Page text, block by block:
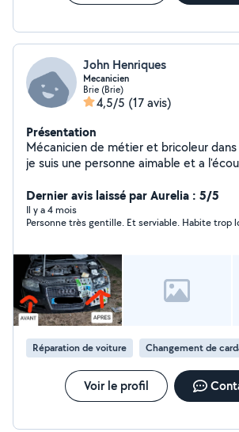
John Henriques
Mecanicien
Brie (Brie)
4,5/5 (17 avis)
Présentation
Mécanicien de métier et bricoleur
je suis une personne aimable et a
Dernier avis laissé par Aurelia : 5/5
Il y a 4 mois
Personne très gentille. Et serviable. Habite trop
Réparation de voiture Changement de
Voir le profil